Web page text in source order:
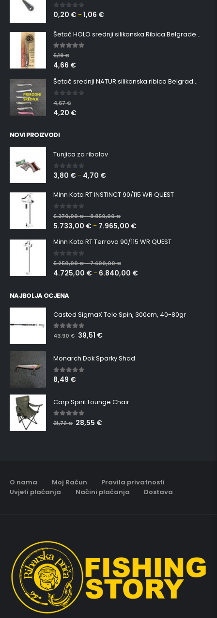
0 out of 5
0,20 € –1,06 €
Šetač HOLO srednji silikonska Ribica Belgrade Walker
5.00out of 5
5,18€
4,66 €
Šetač srednji NATUR silikonska ribica Belgrade Walker
0 out of 5
4,67€
4,20 €
NOVI PROIZVODI
Tunjica za ribolov
0 out of 5
3,80 € – 4,70 €
Minn Kota RT INSTINCT 90/115 WR QUEST
0 out of 5
6.370,00€–8.850,00€
5.733,00 € – 7.965,00 €
Minn Kota RT Terrova 90/115 WR QUEST
0 out of 5
5.250,00€–7.600,00€
4.725,00 € – 6.840,00 €
NAJBOLJA OCJENA
Casted SigmaX Tele Spin, 300cm, 40-80gr
5.00out of 5
43,90€ 39,51 €
Monarch Dok Sparky Shad
5.00 out of 5
8,49 €
Carp Spirit Lounge Chair
5.00 out of 5
31,72€ 28,55 €
O nama Moj Račun
Pravila privatnosti
Uvjeti plaćanja
Načini plaćanja Dostava